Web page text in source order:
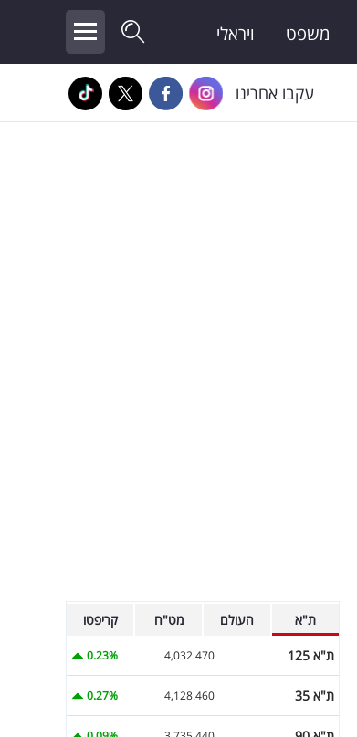
משפט ויראלי
עקבו אחרינו
ת"א העולם מט"ח קריפטו
ת"א 125 4,032.470
0.23%
ת"א 35 4,128.460
0.27%